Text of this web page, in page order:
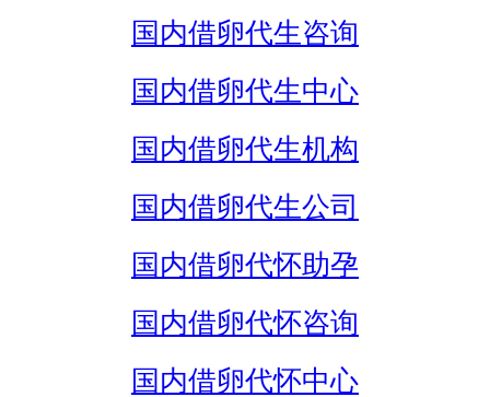
国内借卵代生咨询
国内借卵代生中心
国内借卵代生机构
国内借卵代生公司
国内借卵代怀助孕
国内借卵代怀咨询
国内借卵代怀中心